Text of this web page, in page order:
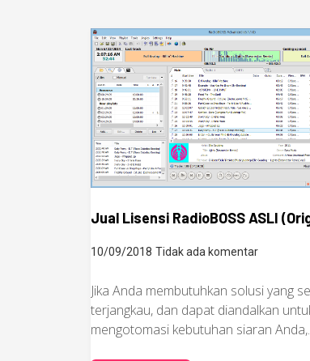
Jual Lisensi RadioBOSS ASLI
10/09/2018 Tidak ada komentar
Jika Anda membutuhkan solusi yang
terjangkau, dan dapat diandalkan
mengotomasi kebutuhan siaran